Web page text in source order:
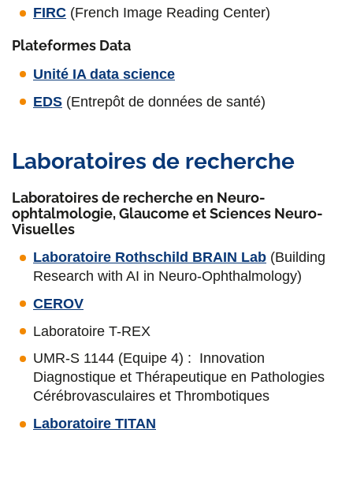
FIRC (French Image Reading Center)
Plateformes Data
Unité IA data science
EDS (Entrepôt de données de santé)
Laboratoires de recherche
Laboratoires de recherche en Neuro-
ophtalmologie, Glaucome et Sciences Neuro-
Visuelles
Laboratoire Rothschild BRAIN Lab (Building
Research with AI in Neuro-Ophthalmology)
CEROV
Laboratoire T-REX
UMR-S 1144 (Equipe 4) : Innovation
Diagnostique et Thérapeutique en Pathologies
Cérébrovasculaires et Thrombotiques
Laboratoire TITAN